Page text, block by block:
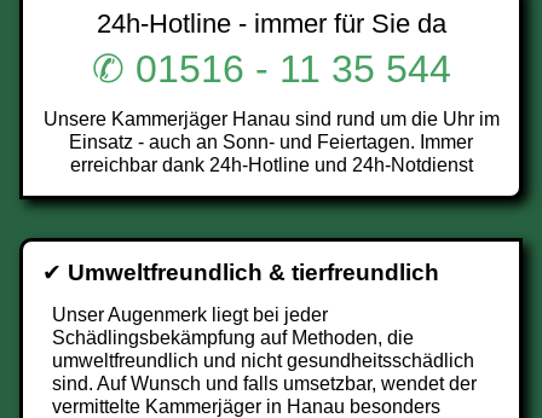
24h-Hotline - immer für Sie da
✆ 01516 - 11 35 544
Unsere Kammerjäger Hanau sind rund um die Uhr im
Einsatz - auch an Sonn- und Feiertagen. Immer
erreichbar dank 24h-Hotline und 24h-Notdienst
✔ Umweltfreundlich & tierfreundlich
Unser Augenmerk liegt bei jeder
Schädlingsbekämpfung auf Methoden, die
umweltfreundlich und nicht gesundheitsschädlich
sind. Auf Wunsch und falls umsetzbar, wendet der
vermittelte Kammerjäger in Hanau besonders